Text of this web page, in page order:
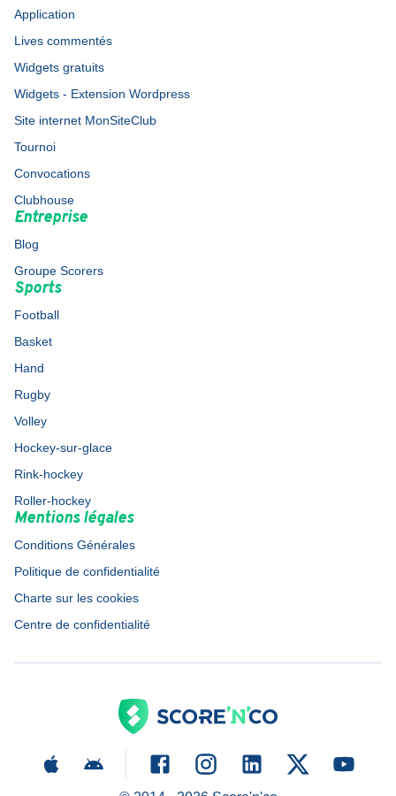
Application
Lives commentés
Widgets gratuits
Widgets - Extension Wordpress
Site internet MonSiteClub
Tournoi
Convocations
Clubhouse
Entreprise
Blog
Groupe Scorers
Sports
Football
Basket
Hand
Rugby
Volley
Hockey-sur-glace
Rink-hockey
Roller-hockey
Mentions légales
Conditions Générales
Politique de confidentialité
Charte sur les cookies
Centre de confidentialité